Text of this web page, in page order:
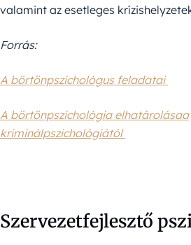
valamint az esetleges
Forrás:
A börtönpszichológus feladatai
A börtönpszichológia elhatárolásaa
kriminálpszichológiától
Szervezetfejlesztő